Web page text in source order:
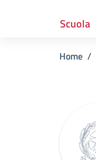
Scuola
Home